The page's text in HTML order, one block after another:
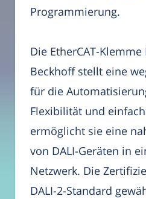
Programmierung.
Die EtherCAT-Klemme
Beckhoff stellt eine
für die
Flexibilität und
ermöglicht sie eine
von DALI-Geräten in
Netzwerk. Die
DALI-2-Standard